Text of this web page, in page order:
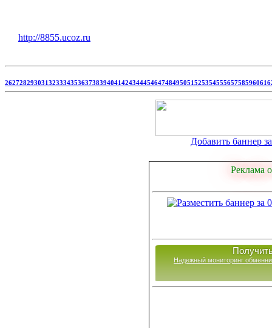
http://8855.ucoz.ru
262728293031323334353637383940414243444546474849505152535455565758596061
Добавить баннер
Реклама
Надежный мониторинг